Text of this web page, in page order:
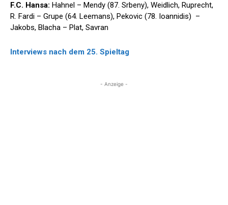
F.C. Hansa: Hahnel – Mendy (87. Srbeny), Weidlich, Ruprecht,
R. Fardi – Grupe (64. Leemans), Pekovic (78. Ioannidis) –
Jakobs, Blacha – Plat, Savran
Interviews nach dem 25. Spieltag
- Anzeige -